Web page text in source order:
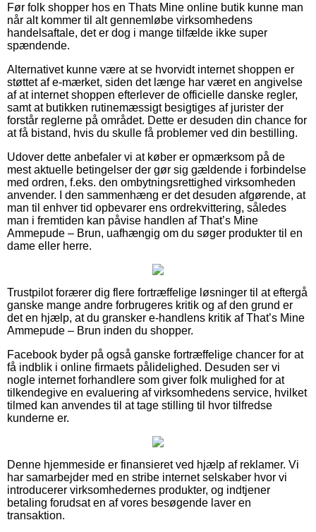
Før folk shopper hos en Thats Mine online butik kunne man
når alt kommer til alt gennemløbe virksomhedens
handelsaftale, det er dog i mange tilfælde ikke super
spændende.
Alternativet kunne være at se hvorvidt internet shoppen er
støttet af e-mærket, siden det længe har været en angivelse
af at internet shoppen efterlever de officielle danske regler,
samt at butikken rutinemæssigt besigtiges af jurister der
forstår reglerne på området. Dette er desuden din chance for
at få bistand, hvis du skulle få problemer ved din bestilling.
Udover dette anbefaler vi at køber er opmærksom på de
mest aktuelle betingelser der gør sig gældende i forbindelse
med ordren, f.eks. den ombytningsrettighed virksomheden
anvender. I den sammenhæng er det desuden afgørende, at
man til enhver tid opbevarer ens ordrekvittering, således
man i fremtiden kan påvise handlen af That’s Mine
Ammepude – Brun, uafhængig om du søger produkter til en
dame eller herre.
Trustpilot forærer dig flere fortræffelige løsninger til at eftergå
ganske mange andre forbrugeres kritik og af den grund er
det en hjælp, at du gransker e-handlens kritik af That’s Mine
Ammepude – Brun inden du shopper.
Facebook byder på også ganske fortræffelige chancer for at
få indblik i online firmaets pålidelighed. Desuden ser vi
nogle internet forhandlere som giver folk mulighed for at
tilkendegive en evaluering af virksomhedens service, hvilket
tilmed kan anvendes til at tage stilling til hvor tilfredse
kunderne er.
Denne hjemmeside er finansieret ved hjælp af reklamer. Vi
har samarbejder med en stribe internet selskaber hvor vi
introducerer virksomhedernes produkter, og indtjener
betaling forudsat en af vores besøgende laver en
transaktion.